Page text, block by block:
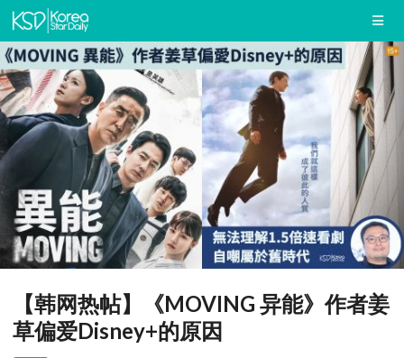
【韩网热帖】《MOVING 异能》作者姜
草偏爱Disney+的原因